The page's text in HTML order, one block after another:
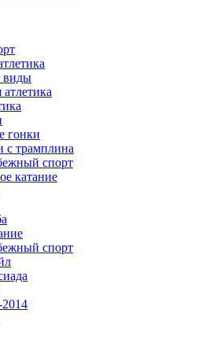
виды
гонки
трамплина
спорт
катание
спорт